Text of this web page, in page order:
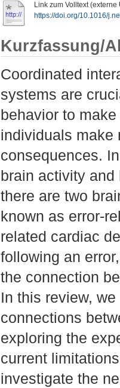
Link zum Volltext (externe
https://doi.org/10.1016/
Kurzfassung/
Coordinated
systems are
behavior to
individuals make
consequences.
brain activity and
there are two
known as error-
related cardiac
following an
the connection
In this review,
connections
exploring the
current
investigate the